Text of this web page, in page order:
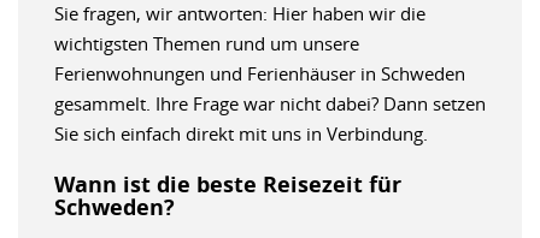
Sie fragen, wir antworten: Hier haben wir die
wichtigsten Themen rund um unsere
Ferienwohnungen und Ferienhäuser in Schweden
gesammelt. Ihre Frage war nicht dabei? Dann setzen
Sie sich einfach direkt mit uns in Verbindung.
Wann ist die beste Reisezeit für
Schweden?